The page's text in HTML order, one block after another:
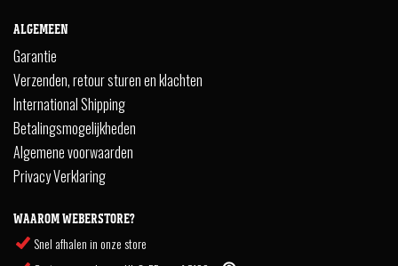
ALGEMEEN
Garantie
Verzenden, retour sturen en klachten
International Shipping
Betalingsmogelijkheden
Algemene voorwaarden
Privacy Verklaring
WAAROM WEBERSTORE?
Snel afhalen in onze store